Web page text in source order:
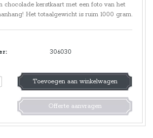
chocolade kerstkaart met een foto van het
Het totaalgewicht is ruim 1000 gram.
306030
Toevoegen aan winkelwagen
Offerte aanvragen